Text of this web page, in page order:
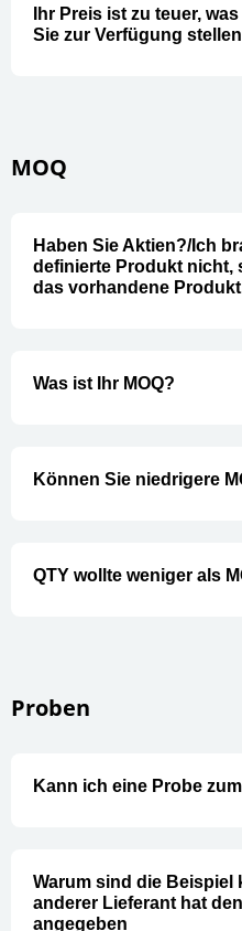
Ihr Preis ist zu teuer,
Sie zur Verfügung
MOQ
Haben Sie Aktien?/Ich
definierte Produkt nicht,
das vorhandene
Was ist Ihr MOQ?
Können Sie niedrigere
QTY wollte weniger als
Proben
Kann ich eine Probe
Warum sind die Beispiel
anderer Lieferant hat
angegeben